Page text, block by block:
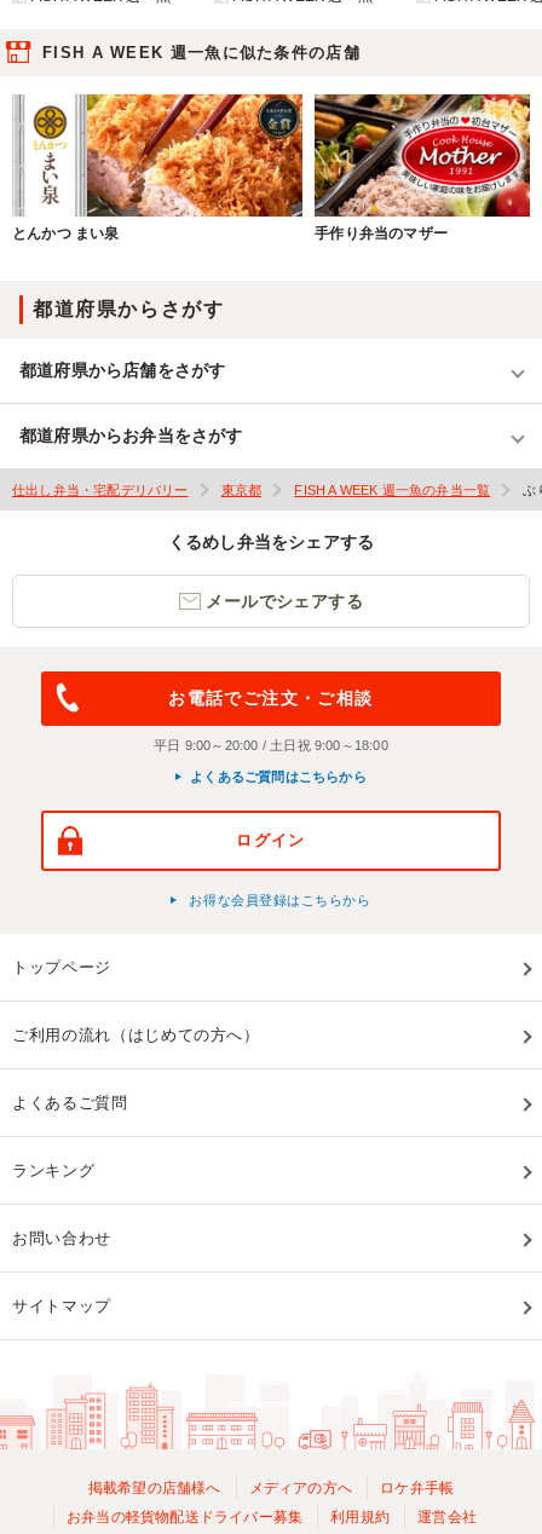
FISH A WEEK 週一魚に似た条件の店舗
とんかつ まい泉 手作り弁当のマザー
都道府県からさがす
都道府県から店舗をさがす
都道府県からお弁当をさがす
仕出し弁当・宅配デリバリー 東京都 FISH A WEEK 週一魚の弁当一覧 ぶ
くるめし弁当をシェアする
メールでシェアする
お電話でご注文・ご相談
平日 9:00～20:00 / 土日祝 9:00～18:00
よくあるご質問はこちらから
ログイン
お得な会員登録はこちらから
トップページ
ご利用の流れ（はじめての方へ）
よくあるご質問
ランキング
お問い合わせ
サイトマップ
掲載希望の店舗様へ メディアの方へ
ロケ弁手帳
お弁当の軽貨物配送ドライバー募集
利用規約 運営会社